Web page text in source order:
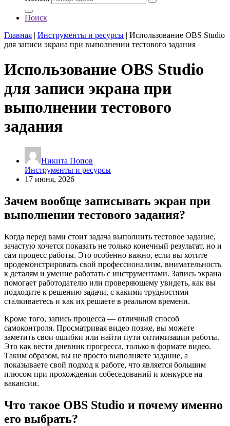
Поиск
Главная | Инструменты и ресурсы | Использование OBS Studio
для записи экрана при выполнении тестового задания
Использование OBS Studio
для записи экрана при
выполнении тестового
задания
Никита Попов
Инструменты и ресурсы
17 июня, 2026
Зачем вообще записывать экран при
выполнении тестового задания?
Когда перед вами стоит задача выполнить тестовое задание,
зачастую хочется показать не только конечный результат, но и
сам процесс работы. Это особенно важно, если вы хотите
продемонстрировать свой профессионализм, внимательность
к деталям и умение работать с инструментами. Запись экрана
помогает работодателю или проверяющему увидеть, как вы
подходите к решению задачи, с какими трудностями
сталкиваетесь и как их решаете в реальном времени.
Кроме того, запись процесса — отличный способ
самоконтроля. Просматривая видео позже, вы можете
заметить свои ошибки или найти пути оптимизации работы.
Это как вести дневник прогресса, только в формате видео.
Таким образом, вы не просто выполняете задание, а
показываете свой подход к работе, что является большим
плюсом при прохождении собеседований и конкурсе на
вакансии.
Что такое OBS Studio и почему именно
его выбрать?